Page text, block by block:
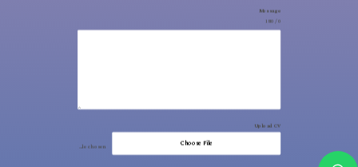
Message
0 / 180
Upload CV
Choose File
No file chosen